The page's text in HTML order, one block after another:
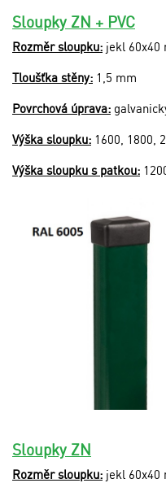
Sloupky ZN + PVC
Rozměr sloupku: jekl 60x40
Tloušťka stěny: 1,5 mm
Povrchová úprava:
Výška sloupku: 1600, 1800,
Výška sloupku s patkou:
Sloupky ZN
Rozměr sloupku: jekl 60x40